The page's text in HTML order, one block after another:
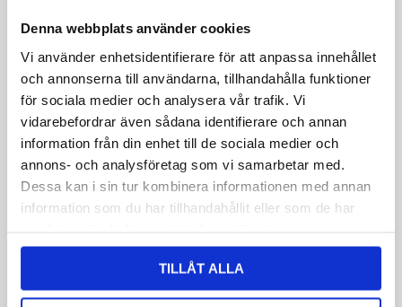
Denna webbplats använder cookies
Vi använder enhetsidentifierare för att anpassa innehållet
och annonserna till användarna, tillhandahålla funktioner
för sociala medier och analysera vår trafik. Vi
vidarebefordrar även sådana identifierare och annan
information från din enhet till de sociala medier och
annons- och analysföretag som vi samarbetar med.
Dessa kan i sin tur kombinera informationen med annan
information som du har tillhandahållit eller som de har
TILLÅT ALLA
Genom att skicka formuläret godkänner du att vi sparar
information om dig. Läs mer om hur vi behandlar dina
personuppgifter i vår integritetspolicy.